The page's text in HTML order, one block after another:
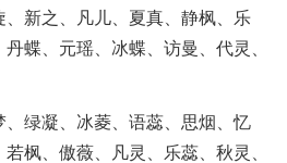
、新之、凡儿、夏真、静枫、乐
蝶、元瑶、冰蝶、访曼、代灵、
绿凝、冰菱、语蕊、思烟、忆
枫、傲薇、凡灵、乐蕊、秋灵、